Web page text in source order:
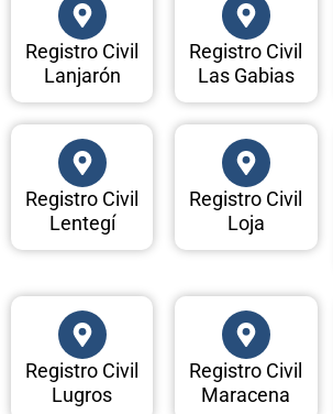
Registro Civil
Lanjarón
Registro Civil
Las Gabias
Registro Civil
Lentegí
Registro Civil
Loja
Registro Civil
Lugros
Registro Civil
Maracena